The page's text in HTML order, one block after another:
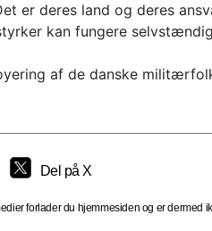
er deres land og deres
kan fungere
af de danske
Del på X
forlader du hjemmesiden og er dermed